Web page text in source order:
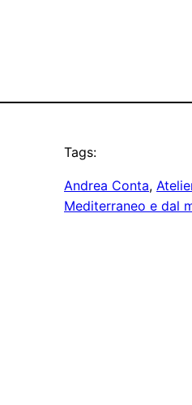
Tags:
Andrea Conta,
Mediterraneo e dal